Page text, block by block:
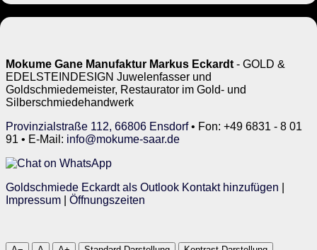
Mokume Gane Manufaktur Markus Eckardt - GOLD &
EDELSTEINDESIGN Juwelenfasser und
Goldschmiedemeister, Restaurator im Gold- und
Silberschmiedehandwerk
Provinzialstraße 112, 66806 Ensdorf• Fon: +49 6831 - 8 01
91 • E-Mail: info@mokume-saar.de
Goldschmiede Eckardt als Outlook Kontakt hinzufügen
Impressum
Öffnungszeiten